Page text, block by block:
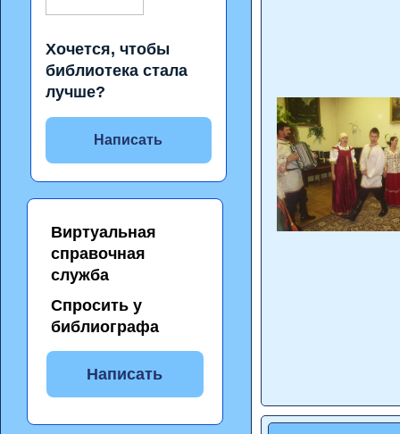
Хочется, чтобы
библиотека стала
лучше?
Написать
Виртуальная
справочная
служба
Спросить у
библиографа
Написать